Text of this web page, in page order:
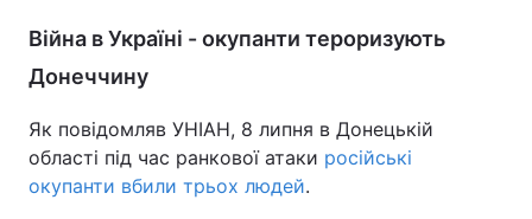
Війна в Україні - окупанти тероризують
Донеччину
Як повідомляв УНІАН, 8 липня в Донецькій
області під час ранкової атаки російські
окупанти вбили трьох людей.